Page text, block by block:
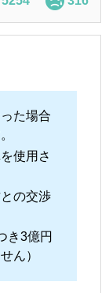
た場合
使用さ
の交渉
き3億円
ん）